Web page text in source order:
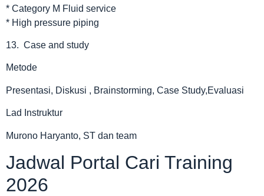
* Category M Fluid service
* High pressure piping
13. Case and study
Metode
Presentasi, Diskusi , Brainstorming, Case Study,Evaluasi
Lad Instruktur
Murono Haryanto, ST dan team
Jadwal Portal Cari Training
2026